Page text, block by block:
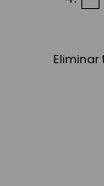
Eliminar